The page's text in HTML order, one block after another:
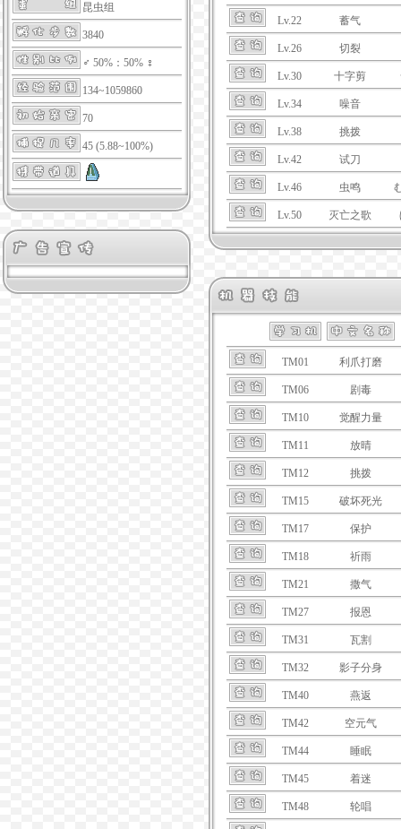
昆虫组
3840
♂ 50%：50% ♀
134~1059860
70
45 (5.88~100%)
Lv.22 蓄气
Lv.26 切裂
Lv.30 十字剪
Lv.34 噪音
Lv.38 挑拨
Lv.42 试刀
Lv.46 虫鸣
Lv.50 灭亡之歌
TM01 利爪打磨
TM06 剧毒
TM10 觉醒力量
TM11 放晴
TM12 挑拨
TM15 破坏死光
TM17 保护
TM18 祈雨
TM21 撒气
TM27 报恩
TM31 瓦割
TM32 影子分身
TM40 燕返
TM42 空元气
TM44 睡眠
TM45 着迷
TM48 轮唱